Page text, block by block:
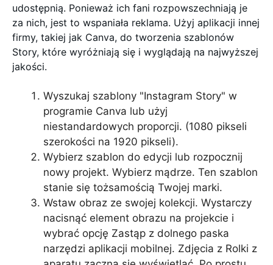
udostępnią. Ponieważ ich fani rozpowszechniają je
za nich, jest to wspaniała reklama. Użyj aplikacji innej
firmy, takiej jak Canva, do tworzenia szablonów
Story, które wyróżniają się i wyglądają na najwyższej
jakości.
Wyszukaj szablony "Instagram Story" w
programie Canva lub użyj
niestandardowych proporcji. (1080 pikseli
szerokości na 1920 pikseli).
Wybierz szablon do edycji lub rozpocznij
nowy projekt. Wybierz mądrze. Ten szablon
stanie się tożsamością Twojej marki.
Wstaw obraz ze swojej kolekcji. Wystarczy
nacisnąć element obrazu na projekcie i
wybrać opcję Zastąp z dolnego paska
narzędzi aplikacji mobilnej. Zdjęcia z Rolki z